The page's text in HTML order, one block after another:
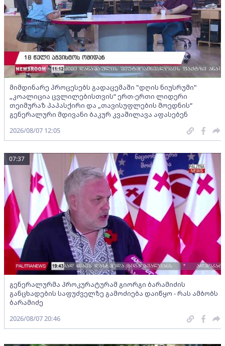
მიმდინარე პროცესებს გადაცემაში "დღის ნიუსრუმი"
„კოალიცია ცვლილებისთვის“ ერთ-ერთი ლიდერი
თეიმურაზ პაპასქირი და „თავისუფლების მოედნის“
გენერალური მდივანი ბაკურ კვაშილავა აფასებენ
2026/08/07 12:05
გენერალურმა პროკურატურამ გიორგი ბარამიძის
განცხადების საფუძველზე გამოძიება დაიწყო - რას ამბობს
ბარამიძე
07:37
2026/08/07 20:46